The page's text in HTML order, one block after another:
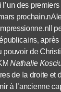
des
pouvoir de
Nathalie
de la droite et
à l’ancienne